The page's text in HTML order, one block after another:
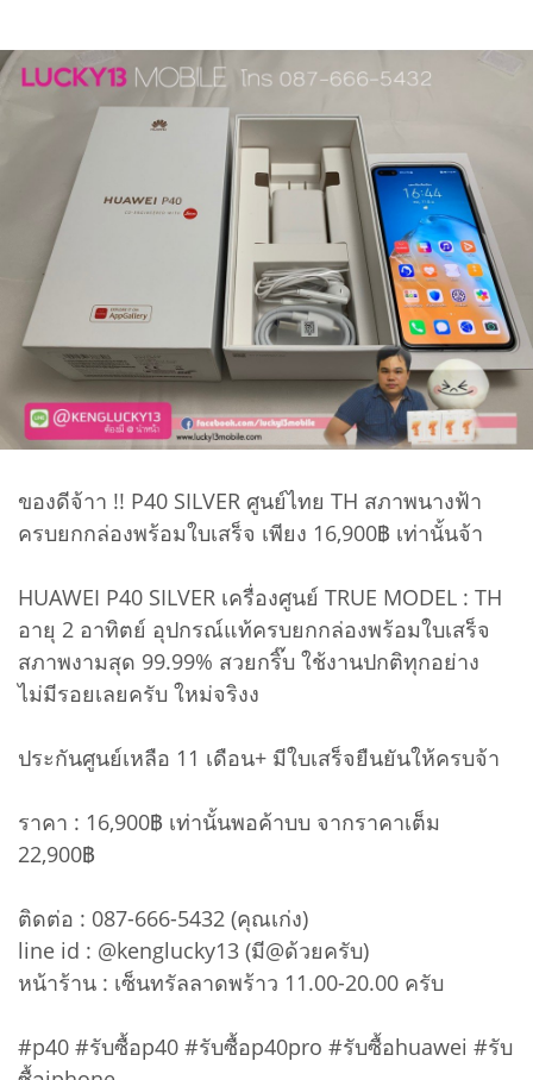
ของดีจ้าา !! P40 SILVER ศูนย์ไทย TH สภาพนางฟ้า
ครบยกกล่องพร้อมใบเสร็จ เพียง 16,900฿ เท่านั้นจ้า
HUAWEI P40 SILVER เครื่องศูนย์ TRUE MODEL : TH
อายุ 2 อาทิตย์ อุปกรณ์แท้ครบยกกล่องพร้อมใบเสร็จ
สภาพงามสุด 99.99% สวยกริ๊บ ใช้งานปกติทุกอย่าง
ไม่มีรอยเลยครับ ใหม่จริงง
ประกันศูนย์เหลือ 11 เดือน+ มีใบเสร็จยืนยันให้ครบจ้า
ราคา : 16,900฿ เท่านั้นพอค้าบบ จากราคาเต็ม
22,900฿
ติดต่อ : 087-666-5432 (คุณเก่ง)
line id : @kenglucky13 (มี@ด้วยครับ)
หน้าร้าน : เซ็นทรัลลาดพร้าว 11.00-20.00 ครับ
#p40 #รับซื้อp40 #รับซื้อp40pro #รับซื้อhuawei #รับ